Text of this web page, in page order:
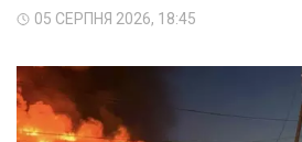
05 СЕРПНЯ 2026, 18:45